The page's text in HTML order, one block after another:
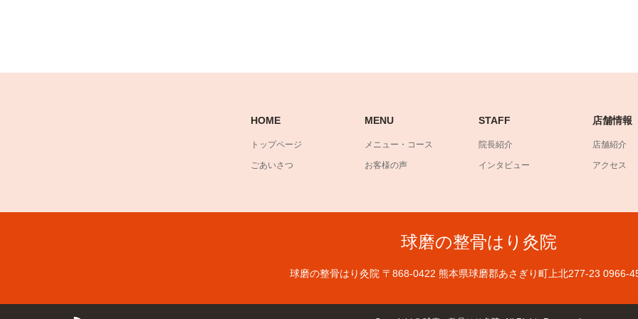
HOME
トップページ
ごあいさつ
MENU
メニュー・コース
お客様の声
STAFF
院長紹介
インタビュー
店舗情報
店舗紹介
アクセス
球磨の整骨はり灸院
球磨の整骨はり灸院 〒868-0422 熊本県球磨郡あさぎり町上北277-23 0966-